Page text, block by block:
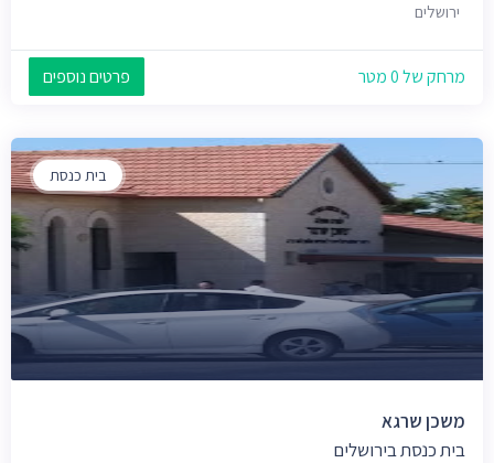
ירושלים
מרחק של 0 מטר פרטים נוספים
בית כנסת
משכן שרגא
בית כנסת בירושלים